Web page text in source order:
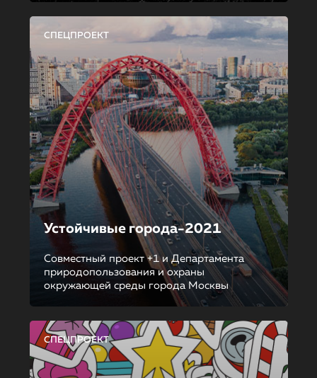
СПЕЦПРОЕКТ
Устойчивые города-2021
Совместный проект +1 и Департамента
природопользования и охраны
окружающей среды города Москвы
СПЕЦПРОЕКТ